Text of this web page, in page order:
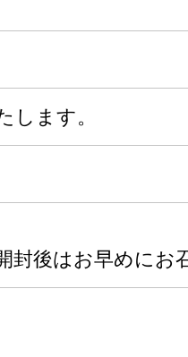
します。
後はお早めにお